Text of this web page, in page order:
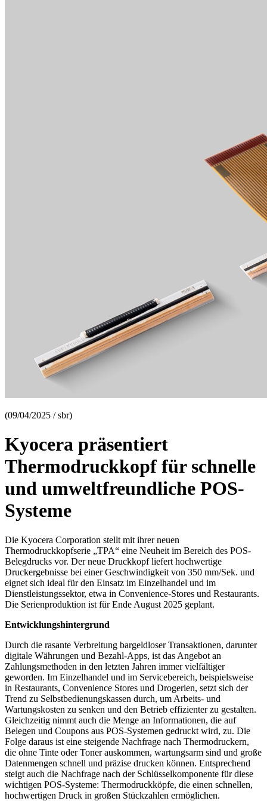
(09/04/2025 / sbr)
Kyocera präsentiert
Thermodruckkopf für schnelle
und umweltfreundliche POS-
Systeme
Die Kyocera Corporation stellt mit ihrer neuen
Thermodruckkopfserie „TPA“ eine Neuheit im Bereich des POS-
Belegdrucks vor. Der neue Druckkopf liefert hochwertige
Druckergebnisse bei einer Geschwindigkeit von 350 mm/Sek. und
eignet sich ideal für den Einsatz im Einzelhandel und im
Dienstleistungssektor, etwa in Convenience-Stores und Restaurants.
Die Serienproduktion ist für Ende August 2025 geplant.
Entwicklungshintergrund
Durch die rasante Verbreitung bargeldloser Transaktionen, darunter
digitale Währungen und Bezahl-Apps, ist das Angebot an
Zahlungsmethoden in den letzten Jahren immer vielfältiger
geworden. Im Einzelhandel und im Servicebereich, beispielsweise
in Restaurants, Convenience Stores und Drogerien, setzt sich der
Trend zu Selbstbedienungskassen durch, um Arbeits- und
Wartungskosten zu senken und den Betrieb effizienter zu gestalten.
Gleichzeitig nimmt auch die Menge an Informationen, die auf
Belegen und Coupons aus POS-Systemen gedruckt wird, zu. Die
Folge daraus ist eine steigende Nachfrage nach Thermodruckern,
die ohne Tinte oder Toner auskommen, wartungsarm sind und große
Datenmengen schnell und präzise drucken können. Entsprechend
steigt auch die Nachfrage nach der Schlüsselkomponente für diese
wichtigen POS-Systeme: Thermodruckköpfe, die einen schnellen,
hochwertigen Druck in großen Stückzahlen ermöglichen.